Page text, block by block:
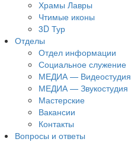
Храмы Лавры
Чтимые иконы
3D Тур
Отделы
Отдел информации
Социальное служение
МЕДИА — Видеостудия
МЕДИА — Звукостудия
Мастерские
Вакансии
Контакты
Вопросы и ответы